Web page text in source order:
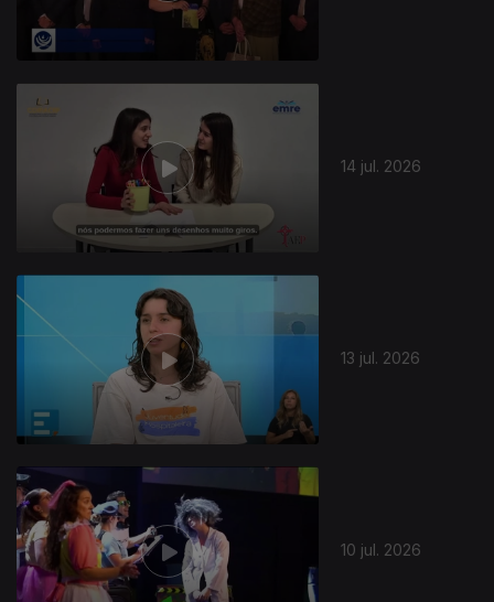
14 jul. 2026
13 jul. 2026
10 jul. 2026